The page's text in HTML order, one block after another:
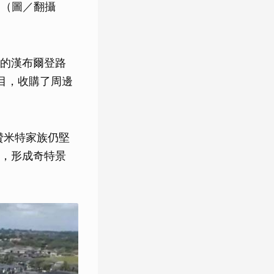
圖／翻攝
漢布爾登路
，收購了周邊
特家族仍堅
形成奇特景